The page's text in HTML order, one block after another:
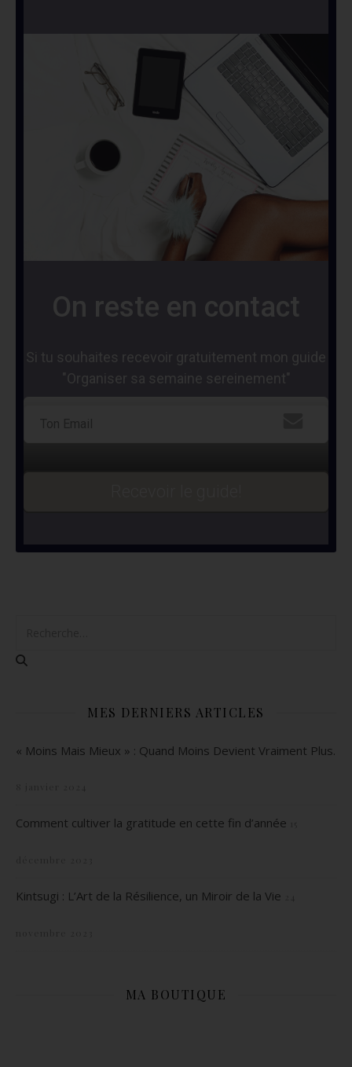
On reste en contact
Si tu souhaites recevoir gratuitement mon guide
"Organiser sa semaine sereinement"
MES DERNIERS ARTICLES
« Moins Mais Mieux » : Quand Moins Devient Vraiment Plus.
Comment cultiver la gratitude en cette fin d’année
Kintsugi : L’Art de la Résilience, un Miroir de la Vie
MA BOUTIQUE